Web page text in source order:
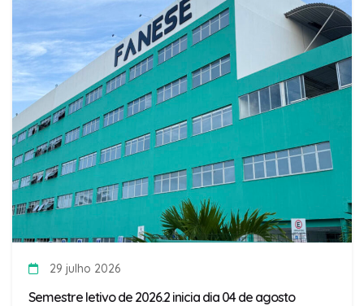
29 julho 2026
Semestre letivo de 2026.2 inicia dia 04 de agosto